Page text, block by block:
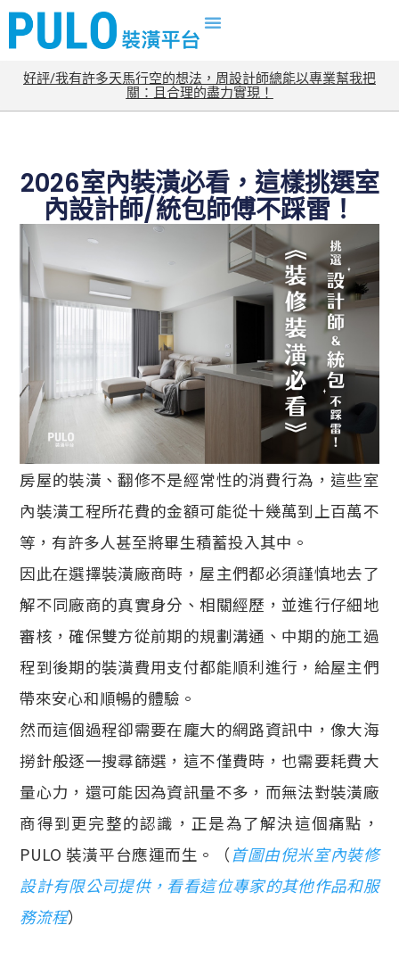
好評/我有許多天馬行空的想法，周設計師總能以專業幫我把
關：且合理的盡力實現！
2026室內裝潢必看，這樣挑選室
內設計師/統包師傅不踩雷！
房屋的裝潢、翻修不是經常性的消費行為，這些室
內裝潢工程所花費的金額可能從十幾萬到上百萬不
等，有許多人甚至將畢生積蓄投入其中。
因此在選擇裝潢廠商時，屋主們都必須謹慎地去了
解不同廠商的真實身分、相關經歷，並進行仔細地
審核，確保雙方從前期的規劃溝通、中期的施工過
程到後期的裝潢費用支付都能順利進行，給屋主們
帶來安心和順暢的體驗。
然而這個過程卻需要在龐大的網路資訊中，像大海
撈針般逐一搜尋篩選，這不僅費時，也需要耗費大
量心力，還可能因為資訊量不多，而無法對裝潢廠
商得到更完整的認識，正是為了解決這個痛點，
PULO 裝潢平台應運而生。（首圖由倪米室內裝修
設計有限公司提供，看看這位專家的其他作品和服
務流程）